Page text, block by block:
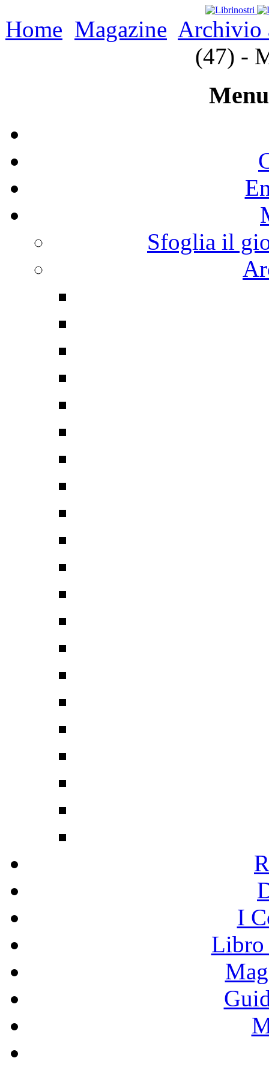
Home Magazine Archivio
(47) -
Sfoglia il
I
Libro